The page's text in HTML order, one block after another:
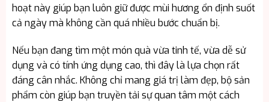
hoạt này giúp bạn luôn giữ được mùi hương ổn định suốt
cả ngày mà không cần quá nhiều bước chuẩn bị.
Nếu bạn đang tìm một món quà vừa tinh tế, vừa dễ sử
dụng và có tính ứng dụng cao, thì đây là lựa chọn rất
đáng cân nhắc. Không chỉ mang giá trị làm đẹp, bộ sản
phẩm còn giúp bạn truyền tải sự quan tâm một cách